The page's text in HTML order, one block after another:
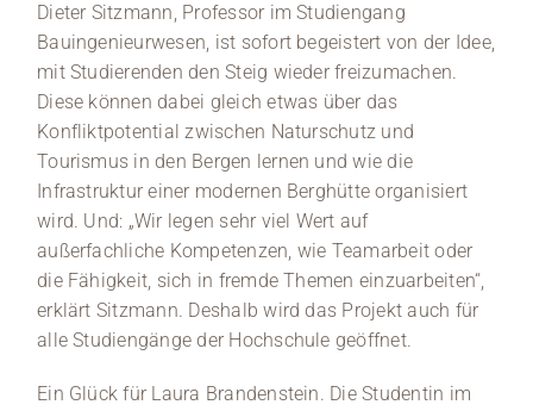
Dieter Sitzmann, Professor im Studiengang
Bauingenieurwesen, ist sofort begeistert von der Idee,
mit Studierenden den Steig wieder freizumachen.
Diese können dabei gleich etwas über das
Konfliktpotential zwischen Naturschutz und
Tourismus in den Bergen lernen und wie die
Infrastruktur einer modernen Berghütte organisiert
wird. Und: „Wir legen sehr viel Wert auf
außerfachliche Kompetenzen, wie Teamarbeit oder
die Fähigkeit, sich in fremde Themen einzuarbeiten“,
erklärt Sitzmann. Deshalb wird das Projekt auch für
alle Studiengänge der Hochschule geöffnet.
Ein Glück für Laura Brandenstein. Die Studentin im